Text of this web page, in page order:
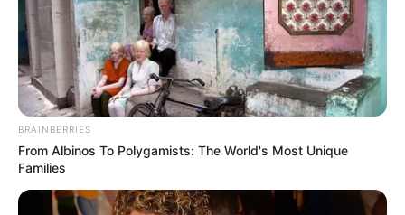
BRAINBERRIES
From Albinos To Polygamists: The World's Most Unique
Families